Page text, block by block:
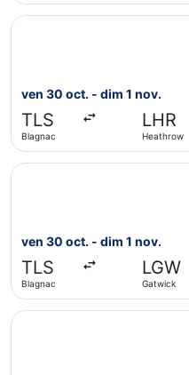
ven 30 oct. - dim 1 nov.
TLS
Blagnac
LHR
Heathrow
Sélectionner le vol
ven 30 oct. - dim 1 nov.
TLS
Blagnac
LGW
Gatwick
Sélectionner le vol
Sélectionner le vol